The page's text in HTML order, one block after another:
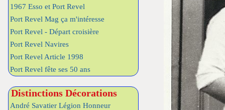
1967 Esso et Port Revel
Port Revel Mag ça m'intéresse
Port Revel - Départ croisière
Port Revel Navires
Port Revel Article 1998
Port Revel fête ses 50 ans
Distinctions Décorations
André Savatier Légion Honneur